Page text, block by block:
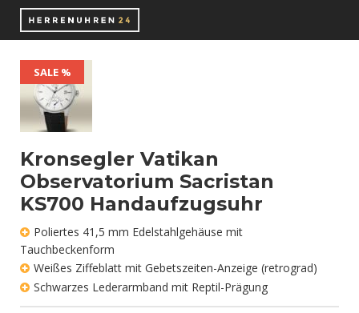
SALE %
Kronsegler Vatikan
Observatorium Sacristan
KS700 Handaufzugsuhr
Poliertes 41,5 mm Edelstahlgehäuse mit
Tauchbeckenform
Weißes Ziffeblatt mit Gebetszeiten-Anzeige (retrograd)
Schwarzes Lederarmband mit Reptil-Prägung